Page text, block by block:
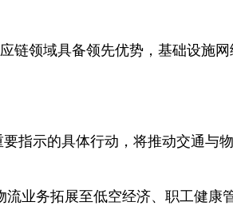
领域具备领先优势，基础设施
指示的具体行动，将推动交通与
业务拓展至低空经济、职工健